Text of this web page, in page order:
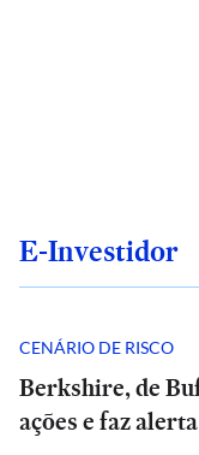
E-Investidor
CENÁRIO DE RISCO
Berkshire, de
ações e faz